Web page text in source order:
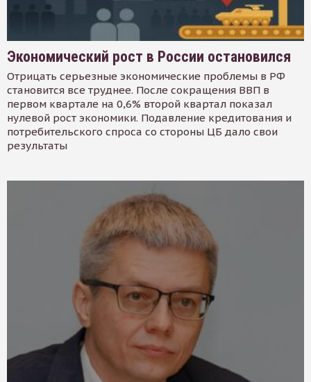
Экономический рост в России остановился
Отрицать серьезные экономические проблемы в РФ
становится все труднее. После сокращения ВВП в
первом квартале на 0,6% второй квартал показал
нулевой рост экономики. Подавление кредитования и
потребительского спроса со стороны ЦБ дало свои
результаты